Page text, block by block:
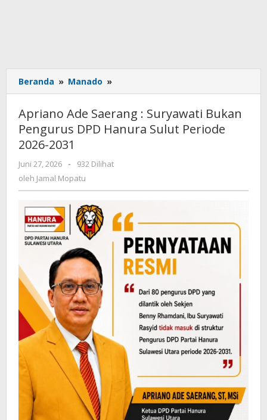
Beranda » Manado »
Ade
Suryawati
Sulut
2026-
2031
Apriano Ade Saerang : Suryawati Bukan
Pengurus DPD Hanura Sulut Periode
2026-2031
Juni 27, 2026
oleh
Jamal
Mopatu
-
932 Dilihat
oleh Jamal Mopatu